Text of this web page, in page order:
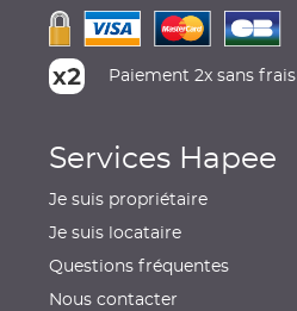
Paiement 2x sans frais
Services Hapee
Je suis propriétaire
Je suis locataire
Questions fréquentes
Nous contacter